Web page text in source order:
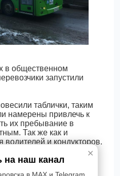
в общественном
запустили
таблички, таким
намерены привлечь к
их пребывание в
Так же как и
и кондукторов.
Интернет уже
Но тогда он долго не
✕
наш канал